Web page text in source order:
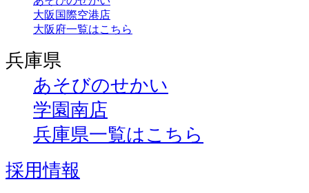
大阪国際空港店
大阪府一覧はこちら
兵庫県
あそびのせかい
学園南店
兵庫県一覧はこちら
採用情報